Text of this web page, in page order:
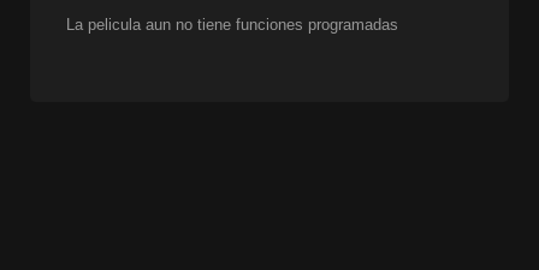
La pelicula aun no tiene funciones programadas